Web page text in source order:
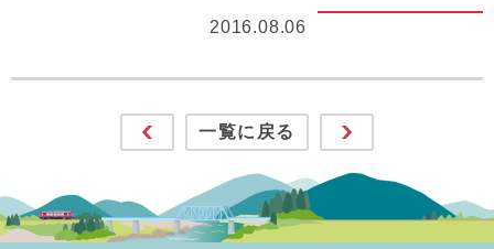
2016.08.06
一覧に戻る